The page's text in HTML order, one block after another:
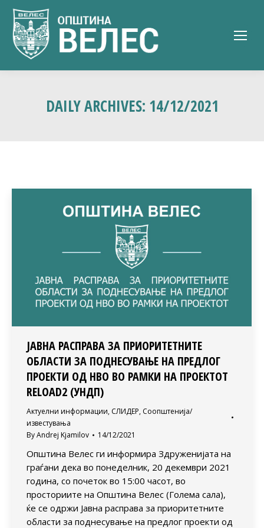
DAILY ARCHIVES: 14/12/2021
ЈАВНА РАСПРАВА ЗА ПРИОРИТЕТНИТЕ
ОБЛАСТИ ЗА ПОДНЕСУВАЊЕ НА ПРЕДЛОГ
ПРОЕКТИ ОД НВО ВО РАМКИ НА ПРОЕКТОТ
RELOAD2 (УНДП)
Актуелни информации, СЛИДЕР, Соопштенија/
известувања
ByAndrej Kjamilov 14/12/2021
Општина Велес ги информира Здруженијата на
граѓани дека во понеделник, 20 декември 2021
година, со почеток во 15:00 часот, во
просториите на Општина Велес (Голема сала),
ќе се одржи Јавна расправа за приоритетните
области за поднесување на предлог проекти од